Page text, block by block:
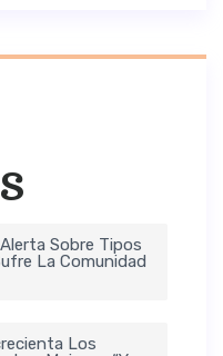
Sobre Tipos
La Comunidad
Los